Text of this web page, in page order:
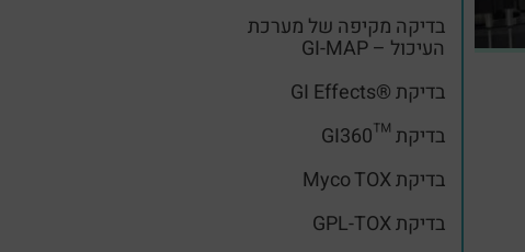
בדיקה מקיפה של מערכת
העיכול – GI-MAP
בדיקת ®GI Effects
בדיקת ™GI360
בדיקת Myco TOX
בדיקת GPL-TOX